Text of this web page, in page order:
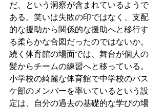
だ、という洞察が含まれているようで
ある。笑いは失敗の印ではなく、支配
的な援助から関係的な援助へと移行す
る柔らかな合図だったのではないか。
続く体育館の場面では、舞台が個人の
髪からチームの練習へと移っている。
小学校の綺麗な体育館で中学校のバス
ケ部のメンバーを率いているという設
定は、自分の過去の基礎的な学びの場